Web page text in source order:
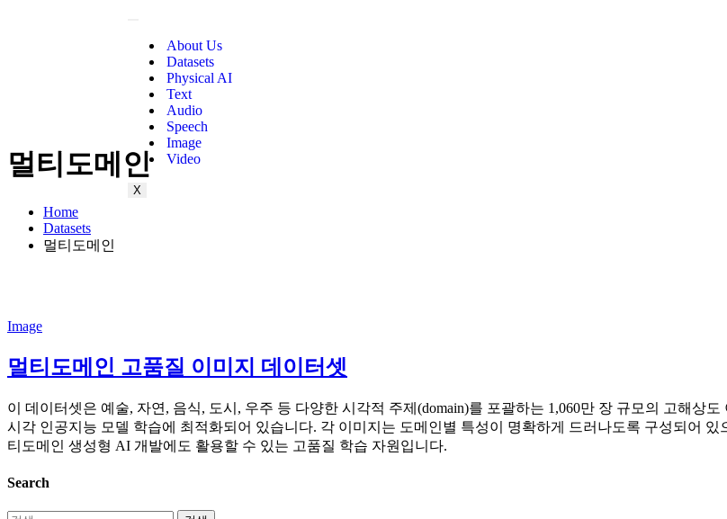
About Us
Datasets
Physical AI
Text
Audio
Speech
Image
Video
X
멀티도메인
Home
Datasets
멀티도메인
Image
멀티도메인 고품질 이미지 데이터셋
이 데이터셋은 예술, 자연, 음식, 도시, 우주 등 다양한 시각적 주제(domain)를 포괄하는 1,060만 장 규모의 고해상
시각 인공지능 모델 학습에 최적화되어 있습니다. 각 이미지는 도메인별 특성이 명확하게 드러나도록 구성되어
티도메인 생성형 AI 개발에도 활용할 수 있는 고품질 학습 자원입니다.
Search